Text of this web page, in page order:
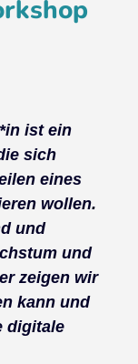
ist ein
sich
eines
wollen.
und
und
zeigen wir
kann und
digitale